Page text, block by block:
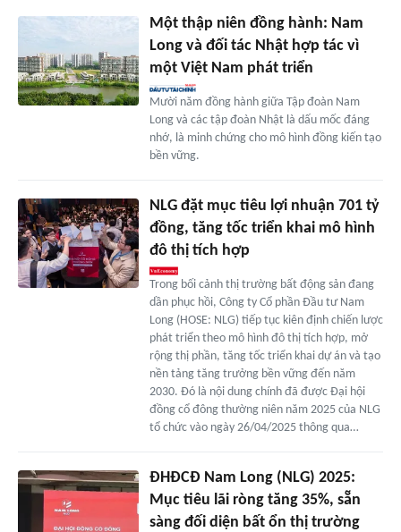
Một thập niên đồng hành: Nam
Long và đối tác Nhật hợp tác vì
một Việt Nam phát triển
Mười năm đồng hành giữa Tập đoàn Nam
Long và các tập đoàn Nhật là dấu mốc đáng
nhớ, là minh chứng cho mô hình đồng kiến tạo
bền vững.
NLG đặt mục tiêu lợi nhuận 701 tỷ
đồng, tăng tốc triển khai mô hình
đô thị tích hợp
Trong bối cảnh thị trường bất động sản đang
dần phục hồi, Công ty Cổ phần Đầu tư Nam
Long (HOSE: NLG) tiếp tục kiên định chiến lược
phát triển theo mô hình đô thị tích hợp, mở
rộng thị phần, tăng tốc triển khai dự án và tạo
nền tảng tăng trưởng bền vững đến năm
2030. Đó là nội dung chính đã được Đại hội
đồng cổ đông thường niên năm 2025 của NLG
tổ chức vào ngày 26/04/2025 thông qua…
ĐHĐCĐ Nam Long (NLG) 2025:
Mục tiêu lãi ròng tăng 35%, sẵn
sàng đối diện bất ổn thị trường